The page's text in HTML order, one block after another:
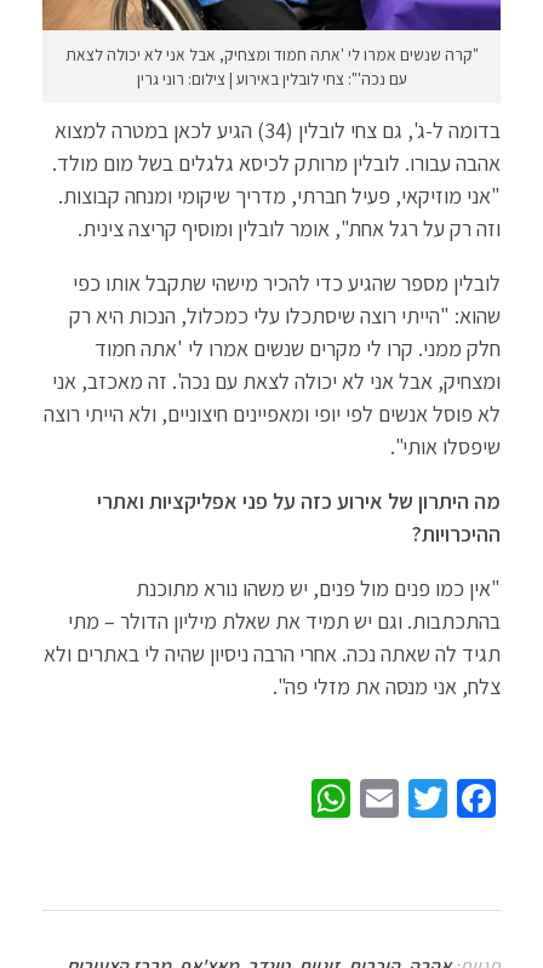
"קרה שנשים אמרו לי 'אתה חמוד ומצחיק, אבל אני לא יכולה לצאת
עם נכה'": צחי לובלין באירוע | צילום: רוני גרין
בדומה ל-ג', גם צחי לובלין (34) הגיע לכאן במטרה למצוא
אהבה עבורו. לובלין מרותק לכיסא גלגלים בשל מום מולד.
"אני מוזיקאי, פעיל חברתי, מדריך שיקומי ומנחה קבוצות.
וזה רק על רגל אחת", אומר לובלין ומוסיף קריצה צינית.
לובלין מספר שהגיע כדי להכיר מישהי שתקבל אותו כפי
שהוא: "הייתי רוצה שיסתכלו עלי כמכלול, הנכות היא רק
חלק ממני. קרו לי מקרים שנשים אמרו לי 'אתה חמוד
ומצחיק, אבל אני לא יכולה לצאת עם נכה'. זה מאכזב, אני
לא פוסל אנשים לפי יופי ומאפיינים חיצוניים, ולא הייתי רוצה
שיפסלו אותי".
מה היתרון של אירוע כזה על פני אפליקציות ואתרי
ההיכרויות?
"אין כמו פנים מול פנים, יש משהו נורא מתוכנת
בהתכתבות. וגם יש תמיד את שאלת מיליון הדולר – מתי
תגיד לה שאתה נכה. אחרי הרבה ניסיון שהיה לי באתרים ולא
צלח, אני מנסה את מזלי פה".
Fa
o
o
T
er
E
sA
p